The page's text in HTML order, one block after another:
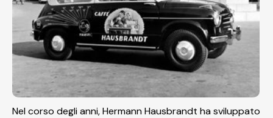
Nel corso degli anni, Hermann Hausbrandt ha sviluppato